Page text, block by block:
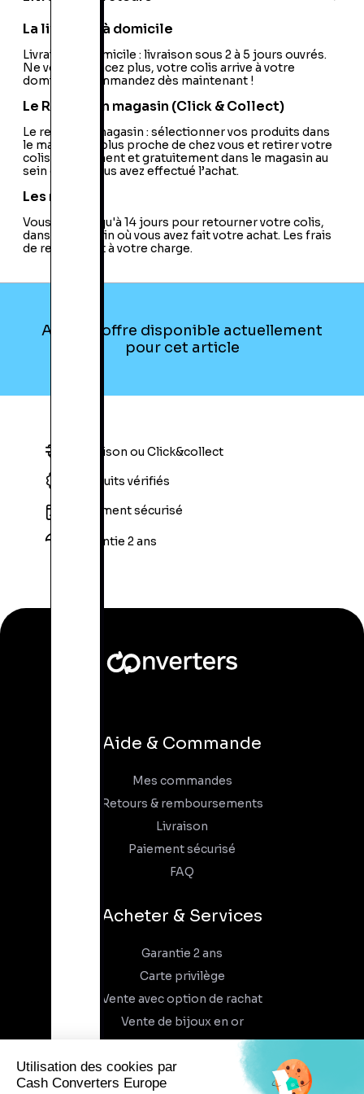
La livraison à domicile
Livraison à domicile : livraison sous 2 à 5 jours ouvrés.
Ne vous déplacez plus, votre colis arrive à votre
domicile ! Commandez dès maintenant !
Le Retrait en magasin (Click & Collect)
Le retrait en magasin : sélectionner vos produits dans
le magasin le plus proche de chez vous et retirer votre
colis directement et gratuitement dans le magasin au
sein duquel vous avez effectué l’achat.
Les retours
Vous avez jusqu'à 14 jours pour retourner votre colis,
dans le magasin où vous avez fait votre achat. Les frais
de retour sont à votre charge.
Aucune offre disponible actuellement
pour cet article
Livraison ou Click&collect
Produits vérifiés
Paiement sécurisé
Garantie 2 ans
Aide & Commande
Mes commandes
Retours & remboursements
Livraison
Paiement sécurisé
FAQ
Acheter & Services
Garantie 2 ans
Carte privilège
Vente avec option de rachat
Vente de bijoux en or
À propos